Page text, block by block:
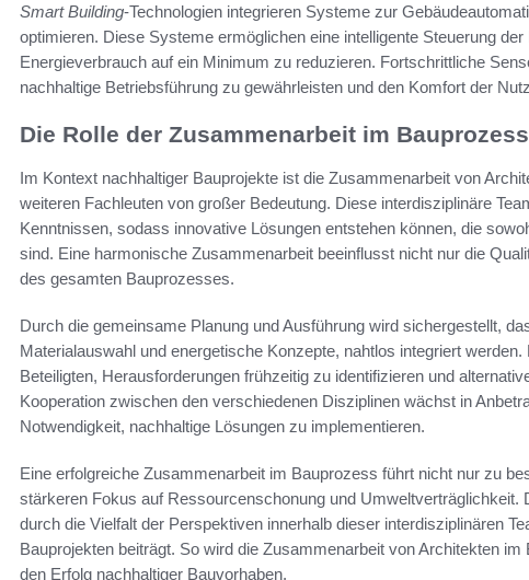
Smart Building-Technologien integrieren Systeme zur
optimieren. Diese Systeme ermöglichen eine intelligente Steuerung
Energieverbrauch auf ein Minimum zu reduzieren. Fortschrittliche
nachhaltige Betriebsführung zu gewährleisten und den Komfort der
Die Rolle der Zusammenarbeit im Bauprozess
Im Kontext nachhaltiger Bauprojekte ist die Zusammenarbeit von
weiteren Fachleuten von großer Bedeutung. Diese interdisziplinäre
Kenntnissen, sodass innovative Lösungen entstehen können, die
sind. Eine harmonische Zusammenarbeit beeinflusst nicht nur die
des gesamten Bauprozesses.
Durch die gemeinsame Planung und Ausführung wird sichergestellt,
Materialauswahl und energetische Konzepte, nahtlos integriert
Beteiligten, Herausforderungen frühzeitig zu identifizieren und
Kooperation zwischen den verschiedenen Disziplinen wächst in
Notwendigkeit, nachhaltige Lösungen zu implementieren.
Eine erfolgreiche Zusammenarbeit im Bauprozess führt nicht nur zu
stärkeren Fokus auf Ressourcenschonung und Umweltverträglichkeit.
durch die Vielfalt der Perspektiven innerhalb dieser interdisziplinären
Bauprojekten beiträgt. So wird die Zusammenarbeit von Architekten
den Erfolg nachhaltiger Bauvorhaben.